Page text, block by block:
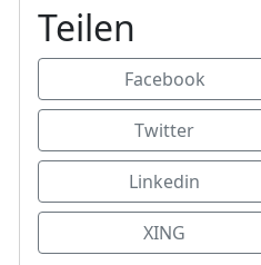
Teilen
Facebook
Twitter
Linkedin
XING